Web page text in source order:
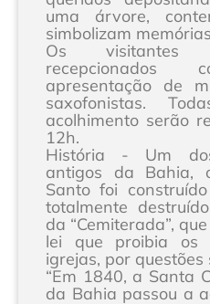
uma árvore,
simbolizam
Os visitantes
apresentação de
saxofonistas.
acolhimento serão
12h.
História - Um
antigos da Bahia,
Santo foi
totalmente
da “Cemiterada”,
lei que proibia os
igrejas, por questões
“Em 1840, a Santa
da Bahia passou a